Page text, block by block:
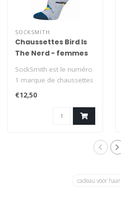
SOCKSMITH
Chaussettes Bird Is
The Nerd - femmes
SockSmith est le numéro
1 marque de chaussettes
aux États-Unis, avec la
devise..
€12,50
cadeau voor haar